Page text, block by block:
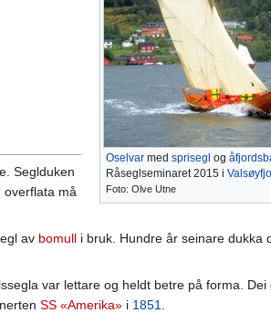
Oselvar med sprisegl og
Råseglseminaret 2015 i
Foto: Olve Utne
Seglduken
overflata må
av bomull i bruk. Hundre år seinare
var lettare og heldt betre på forma.
SS «Amerika» i 1851